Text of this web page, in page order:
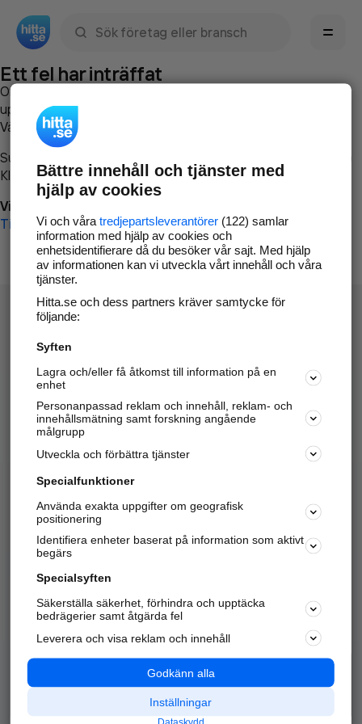
Ett fel har inträffat
Om du vill kan du
uppstod så att vi lättare och snabbare kan avhjälpa det.
Vänligen försök med följande:
Surfa till
Klicka påTillbaka-knappen i webbläsaren och försök igen
Vi beklagar besväret!
Till startsidan
Hitta.se - Gratis nummerupplysning.
Sök företag, personer och platser.
Hitta telefonnummer, adresser, företagsinfo mm.
Marknadsför företaget
Kom igång och annonsera mot
samarbetspartners nära dig.
Alla kategorier
Populära sökningar
API & Kartor
Annonsera
Integritet
Nödnummer
Bättre innehåll och tjänster med
hjälp av cookies
Vi och våra tredjepartsleverantörer(122) samlar
information med hjälp av cookies och
enhetsidentifierare då du besöker vår sajt. Med hjälp
av informationen kan vi utveckla vårt innehåll och våra
tjänster.
Hitta.se och dess partners kräver samtycke för
följande:
Syften
Lagra och/eller få åtkomst till information på en
enhet
Personanpassad reklam och innehåll, reklam- och
innehållsmätning samt forskning angående
målgrupp
Utveckla och förbättra tjänster
Specialfunktioner
Använda exakta uppgifter om geografisk
positionering
Identifiera enheter baserat på information som aktivt
begärs
Specialsyften
Säkerställa säkerhet, förhindra och upptäcka
bedrägerier samt åtgärda fel
Leverera och visa reklam och innehåll
Godkänn alla
Inställningar
Dataskydd